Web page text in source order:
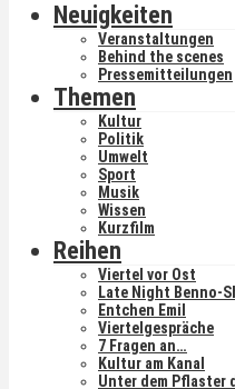
Neuigkeiten
Veranstaltungen
Behind the scenes
Pressemitteilungen
Themen
Kultur
Politik
Umwelt
Sport
Musik
Wissen
Kurzfilm
Reihen
Viertel vor Ost
Late Night Benno-
Entchen Emil
Viertelgespräche
7 Fragen an…
Kultur am Kanal
Unter dem Pflaster